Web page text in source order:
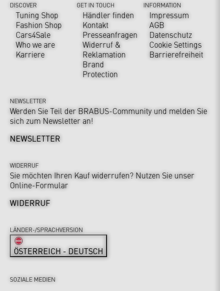
DISCOVER
Tuning Shop
Fashion Shop
Cars4Sale
Who we are
Karriere
GET IN TOUCH
Händler finden
Kontakt
Presseanfragen
Widerruf &
Reklamation
Brand
Protection
INFORMATION
Impressum
AGB
Datenschutz
Cookie Settings
Barrierefreiheit
NEWSLETTER
Werden Sie Teil der BRABUS-Community und melden Sie
sich zum Newsletter an!
NEWSLETTER
WIDERRUF
Sie möchten Ihren Kauf widerrufen? Nutzen Sie unser
Online-Formular
WIDERRUF
SOZIALE MEDIEN
LÄNDER-/SPRACHVERSION
ÖSTERREICH - DEUTSCH